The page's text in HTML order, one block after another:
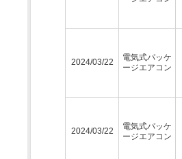
2024/03/22
電気式パッケ
ージエアコン
2024/03/22
電気式パッケ
ージエアコン